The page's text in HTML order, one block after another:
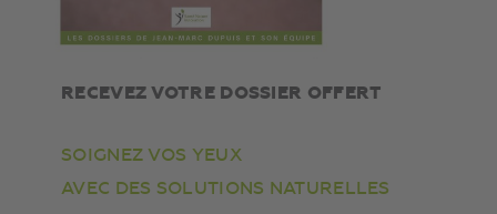
RECEVEZ VOTRE DOSSIER OFFERT
SOIGNEZ VOS YEUX
AVEC DES SOLUTIONS NATURELLES